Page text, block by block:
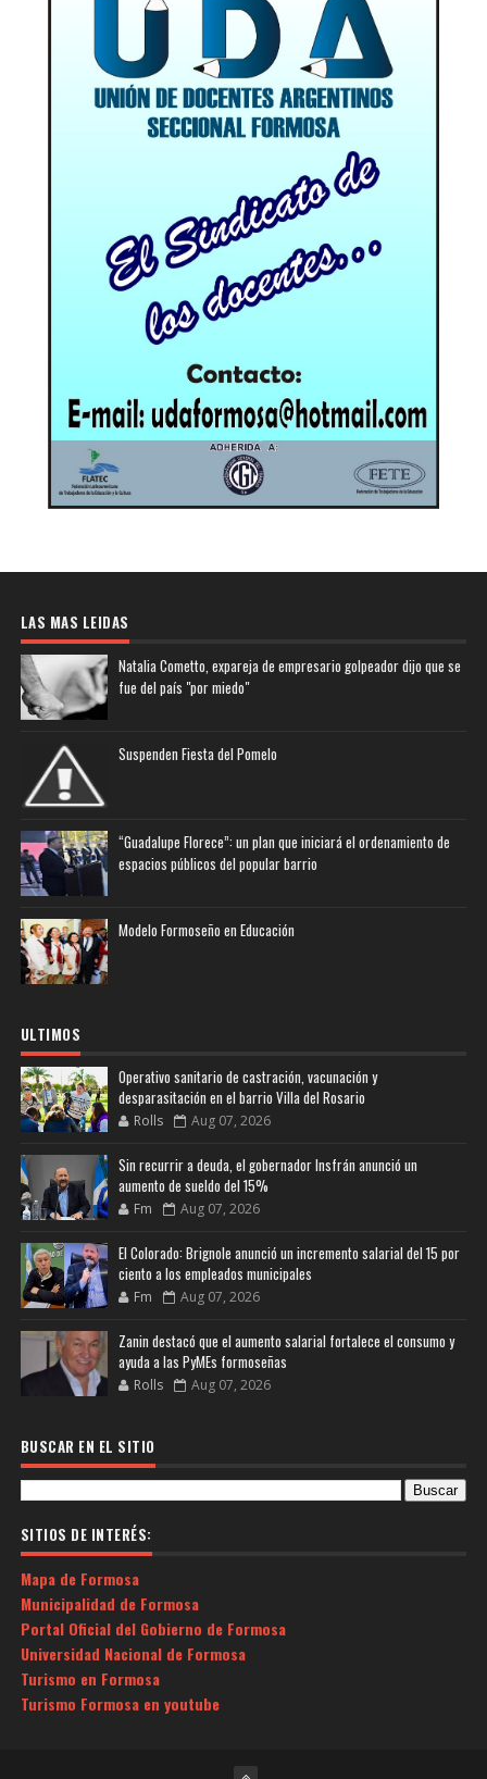
LAS MAS LEIDAS
Natalia Cometto, expareja de empresario golpeador dijo que se
fue del país "por miedo"
Suspenden Fiesta del Pomelo
“Guadalupe Florece”: un plan que iniciará el ordenamiento de
espacios públicos del popular barrio
Modelo Formoseño en Educación
ULTIMOS
Operativo sanitario de castración, vacunación y
desparasitación en el barrio Villa del Rosario
Rolls Aug 07, 2026
Sin recurrir a deuda, el gobernador Insfrán anunció un
aumento de sueldo del 15%
Fm Aug 07, 2026
El Colorado: Brignole anunció un incremento salarial del 15 por
ciento a los empleados municipales
Fm Aug 07, 2026
Zanin destacó que el aumento salarial fortalece el consumo y
ayuda a las PyMEs formoseñas
Rolls Aug 07, 2026
BUSCAR EN EL SITIO
SITIOS DE INTERÉS:
Mapa de Formosa
Municipalidad de Formosa
Portal Oficial del Gobierno de Formosa
Universidad Nacional de Formosa
Turismo en Formosa
Turismo Formosa en youtube